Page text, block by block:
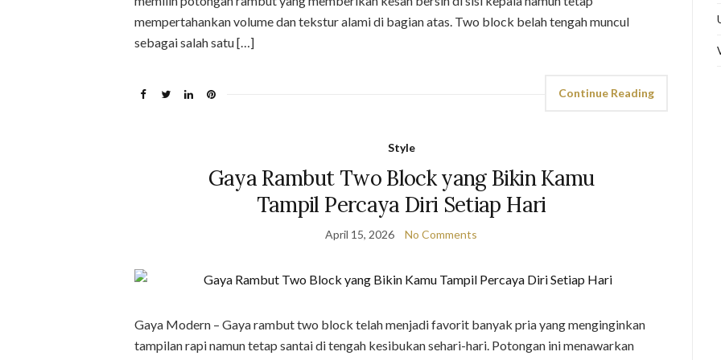
mempertahankan volume dan tekstur alami di bagian atas. Two block belah tengah muncul
sebagai salah satu […]
Continue Reading
Style
Gaya Rambut Two Block yang Bikin Kamu
Tampil Percaya Diri Setiap Hari
April 15, 2026 No Comments
Gaya Modern – Gaya rambut two block telah menjadi favorit banyak pria yang menginginkan
tampilan rapi namun tetap santai di tengah kesibukan sehari-hari. Potongan ini menawarkan